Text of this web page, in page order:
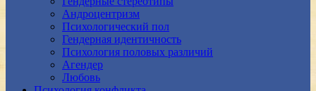
Андроцентризм
Психологический пол
Гендерная идентичность
Психология половых различий
Агендер
Любовь